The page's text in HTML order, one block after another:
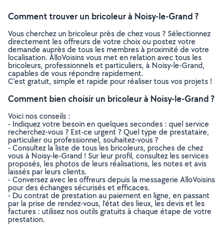
Comment trouver un bricoleur à Noisy-le-Grand ?
Vous cherchez un bricoleur près de chez vous ? Sélectionnez
directement les offreurs de votre choix ou postez votre
demande auprès de tous les membres à proximité de votre
localisation. AlloVoisins vous met en relation avec tous les
bricoleurs, professionnels et particuliers, à Noisy-le-Grand,
capables de vous répondre rapidement.
C’est gratuit, simple et rapide pour réaliser tous vos projets !
Comment bien choisir un bricoleur à Noisy-le-Grand ?
Voici nos conseils :
- Indiquez votre besoin en quelques secondes : quel service
recherchez-vous ? Est-ce urgent ? Quel type de prestataire,
particulier ou professionnel, souhaitez-vous ?
- Consultez la liste de tous les bricoleurs, proches de chez
vous à Noisy-le-Grand ! Sur leur profil, consultez les services
proposés, les photos de leurs réalisations, les notes et avis
laissés par leurs clients.
- Conversez avec les offreurs depuis la messagerie AlloVoisins
pour des échanges sécurisés et efficaces.
- Du contrat de prestation au paiement en ligne, en passant
par la prise de rendez-vous, l’état des lieux, les devis et les
factures : utilisez nos outils gratuits à chaque étape de votre
prestation.